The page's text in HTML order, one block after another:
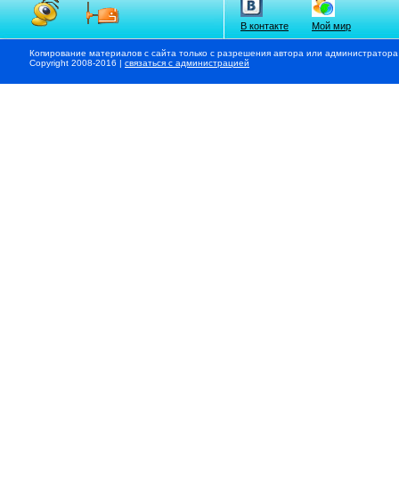
В контакте Мой мир
Копирование материалов с сайта только с разрешения автора или
Copyright 2008-2016 | связаться с администрацией